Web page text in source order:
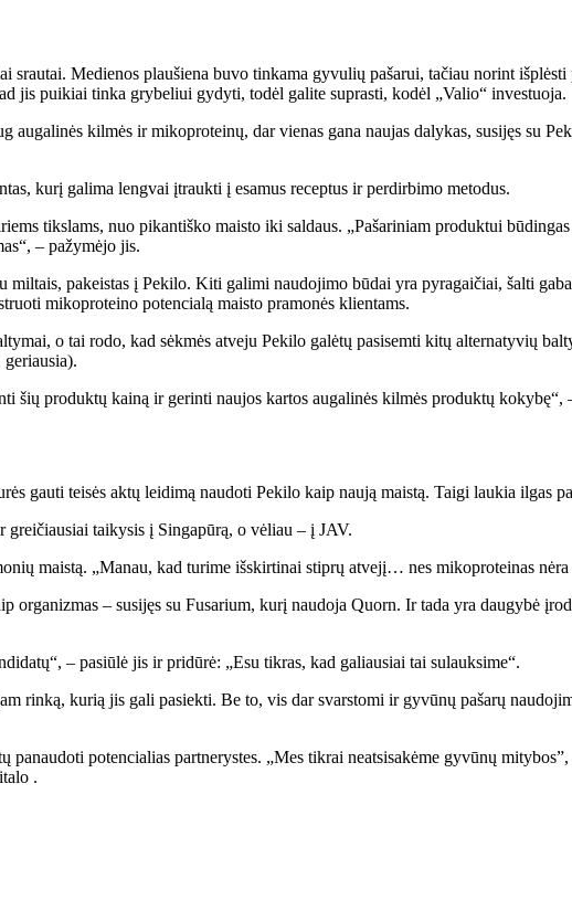
Medienos plaušiena buvo tinkama gyvulių pašarui, tačiau norint
jis puikiai tinka grybeliui gydyti, todėl galite suprasti, kodėl „Valio“ investuoja.
kilmės ir mikoproteinų, dar vienas gana naujas dalykas, susijęs su
kurį galima lengvai įtraukti į esamus receptus ir perdirbimo metodus.
tikslams, nuo pikantiško maisto iki saldaus. „Pašariniam produktui
– pažymėjo jis.
pakeistas į Pekilo. Kiti galimi naudojimo būdai yra pyragaičiai, šalti
mikoproteino potencialą maisto pramonės klientams.
o tai rodo, kad sėkmės atveju Pekilo galėtų pasisemti kitų alternatyvių
šių produktų kainą ir gerinti naujos kartos augalinės kilmės produktų kokybę“,
gauti teisės aktų leidimą naudoti Pekilo kaip naują maistą. Taigi laukia ilgas
taikysis į Singapūrą, o vėliau – į JAV.
maistą. „Manau, kad turime išskirtinai stiprų atvejį… nes mikoproteinas
– susijęs su Fusarium, kurį naudoja Quorn. Ir tada yra daugybė
– pasiūlė jis ir pridūrė: „Esu tikras, kad galiausiai tai sulauksime“.
rinką, kurią jis gali pasiekti. Be to, vis dar svarstomi ir gyvūnų pašarų
potencialias partnerystes. „Mes tikrai neatsisakėme gyvūnų
.